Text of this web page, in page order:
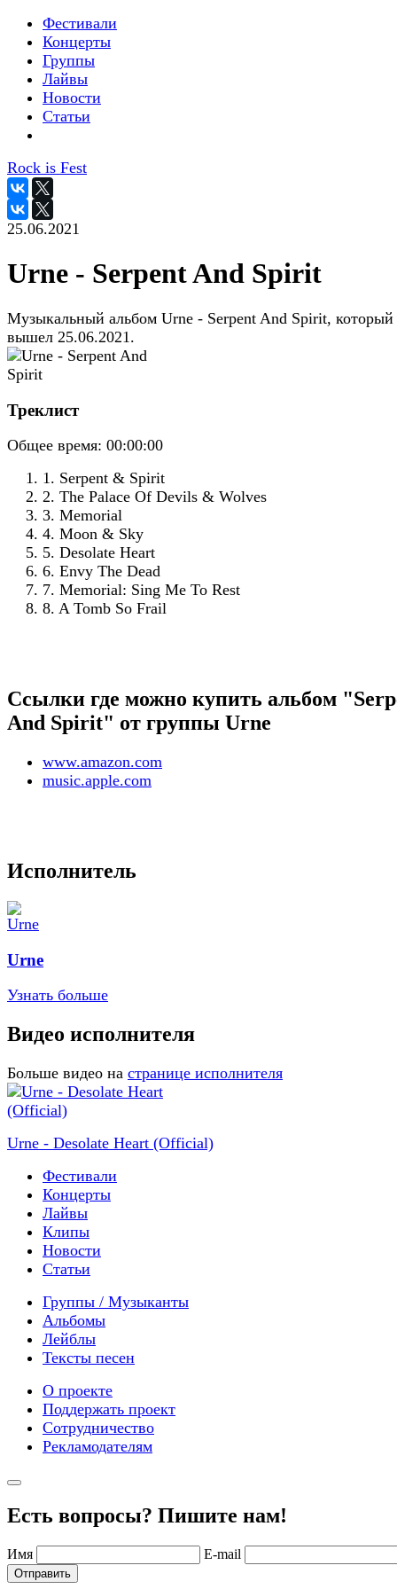
Фестивали
Концерты
Группы
Лайвы
Новости
Статьи
Rock is Fest
25.06.2021
Urne - Serpent And Spirit
Музыкальный альбом Urne - Serpent And Spirit, который
вышел 25.06.2021.
Треклист
Общее время: 00:00:00
1. Serpent & Spirit
2. The Palace Of Devils & Wolves
3. Memorial
4. Moon & Sky
5. Desolate Heart
6. Envy The Dead
7. Memorial: Sing Me To Rest
8. A Tomb So Frail
Ссылки где можно купить альбом
And Spirit" от группы Urne
www.amazon.com
music.apple.com
Исполнитель
Urne
Узнать больше
Видео исполнителя
Больше видео на странице исполнителя
Urne - Desolate Heart (Official)
Фестивали
Концерты
Лайвы
Клипы
Новости
Статьи
Группы / Музыканты
Альбомы
Лейблы
Тексты песен
О проекте
Поддержать проект
Сотрудничество
Рекламодателям
Есть вопросы? Пишите нам!
Имя E-mail